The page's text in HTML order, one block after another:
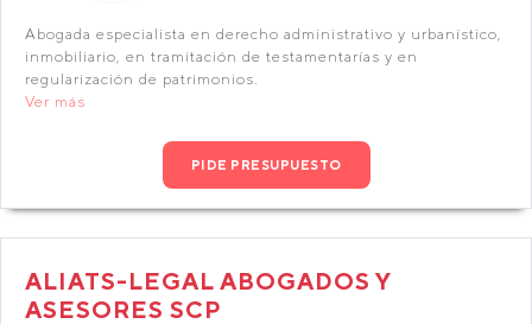
Abogada especialista en derecho administrativo y urbanístico,
inmobiliario, en tramitación de testamentarías y en
regularización de patrimonios.
Ver más
PIDE PRESUPUESTO
ALIATS-LEGAL ABOGADOS Y
ASESORES SCP